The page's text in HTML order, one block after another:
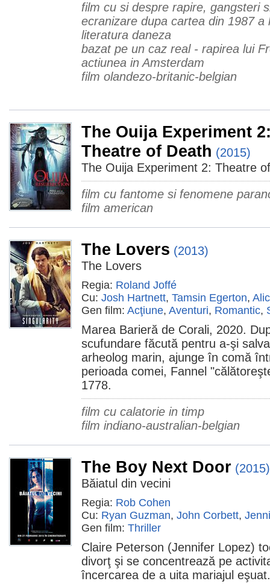
film cu si despre rapire, gangsteri
ecranizare dupa cartea din 1987
literatura daneza
bazat pe un caz real - rapirea lui
actiunea in Amsterdam
film olandezo-britanic-belgian
The Ouija Experiment
Theatre of Death (2015)
The Ouija Experiment 2: Theatre
film cu fantome si fenomene
film american
The Lovers (2013)
The Lovers
Regia: Roland Joffé
Cu: Josh Hartnett, Tamsin Egerton,
Gen film: Acţiune, Aventuri, Romantic,
Marea Barieră de Corali, 2020.
scufundare făcută pentru a-şi
arheolog marin, ajunge în comă
perioada comei, Fannel
1778.
film cu calatorie in timp
film indiano-australian-belgian
The Boy Next Door (2015)
Băiatul din vecini
Regia: Rob Cohen
Cu: Ryan Guzman, John Corbett,
Gen film: Thriller
Claire Peterson (Jennifer Lopez)
divorţ şi se concentrează pe
încercarea de a uita mariajul eşuat.